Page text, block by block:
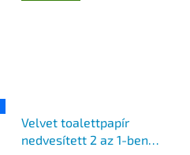
Velvet toalettpapír
nedvesített 2 az 1-ben